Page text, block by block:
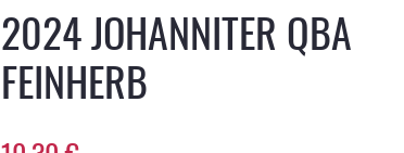
2024 JOHANNITER QBA
FEINHERB